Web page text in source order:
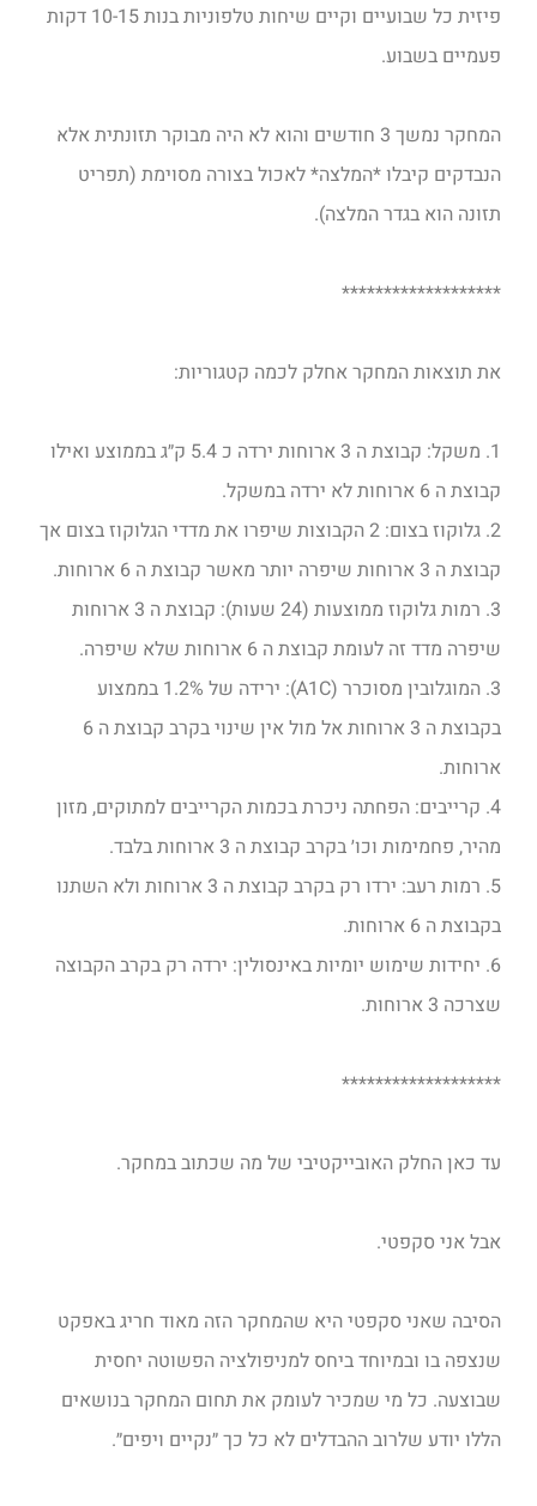
פיזית כל שבועיים וקיים שיחות טלפוניות בנות 10-15 דקות
פעמיים בשבוע.
המחקר נמשך 3 חודשים והוא לא היה מבוקר תזונתית אלא
הנבדקים קיבלו *המלצה* לאכול בצורה מסוימת (תפריט
תזונה הוא בגדר המלצה).
*******************
את תוצאות המחקר אחלק לכמה קטגוריות:
1. משקל: קבוצת ה 3 ארוחות ירדה כ 5.4 ק״ג בממוצע ואילו
קבוצת ה 6 ארוחות לא ירדה במשקל.
2. גלוקוז בצום: 2 הקבוצות שיפרו את מדדי הגלוקוז בצום אך
קבוצת ה 3 ארוחות שיפרה יותר מאשר קבוצת ה 6 ארוחות.
3. רמות גלוקוז ממוצעות (24 שעות): קבוצת ה 3 ארוחות
שיפרה מדד זה לעומת קבוצת ה 6 ארוחות שלא שיפרה.
3. המוגלובין מסוכרר (A1C): ירידה של 1.2% בממצוע
בקבוצת ה 3 ארוחות אל מול אין שינוי בקרב קבוצת ה 6
ארוחות.
4. קרייבים: הפחתה ניכרת בכמות הקרייבים למתוקים, מזון
מהיר, פחמימות וכו׳ בקרב קבוצת ה 3 ארוחות בלבד.
5. רמות רעב: ירדו רק בקרב קבוצת ה 3 ארוחות ולא השתנו
בקבוצת ה 6 ארוחות.
6. יחידות שימוש יומיות באינסולין: ירדה רק בקרב הקבוצה
שצרכה 3 ארוחות.
*******************
עד כאן החלק האובייקטיבי של מה שכתוב במחקר.
אבל אני סקפטי.
הסיבה שאני סקפטי היא שהמחקר הזה מאוד חריג באפקט
שנצפה בו ובמיוחד ביחס למניפולציה הפשוטה יחסית
שבוצעה. כל מי שמכיר לעומק את תחום המחקר בנושאים
הללו יודע שלרוב ההבדלים לא כל כך ״נקיים ויפים״.